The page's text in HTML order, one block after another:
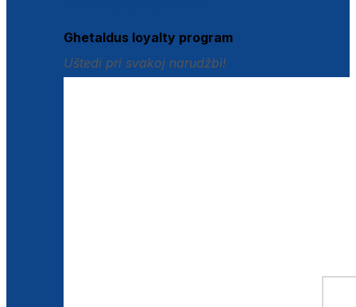
Ghetaldus loyalty program
Uštedi pri svakoj narudžbi!